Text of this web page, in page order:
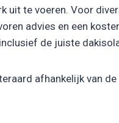
uit te voeren. Voor
advies en een
de juiste
afhankelijk van